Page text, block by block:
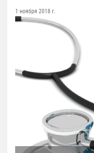
1 ноября 2018 г.